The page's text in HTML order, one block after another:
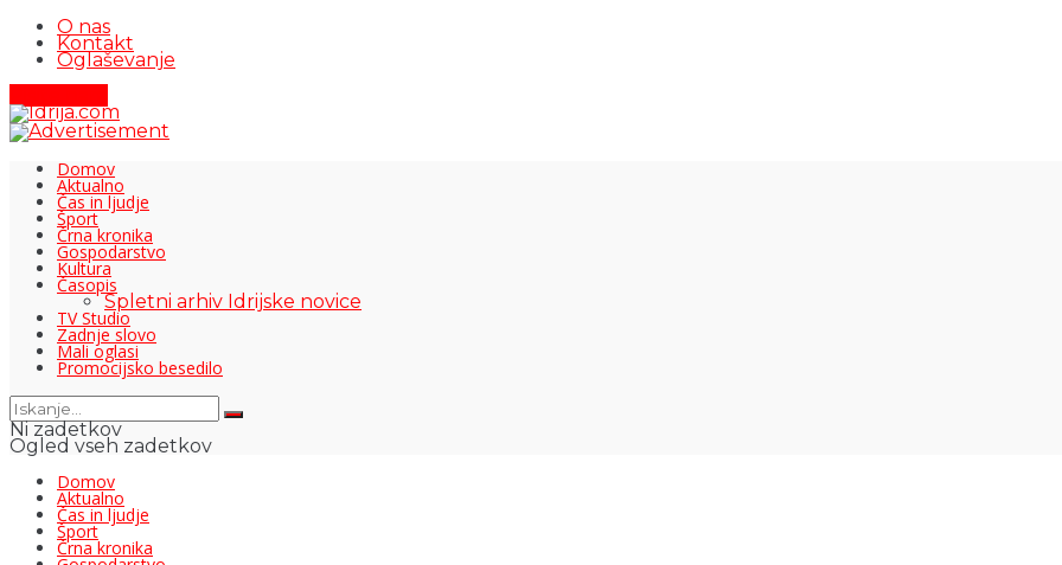
O nas
Kontakt
Oglaševanje
Domov
Aktualno
Čas in ljudje
Šport
Črna kronika
Gospodarstvo
Kultura
Časopis
Spletni arhiv Idrijske novice
TV Studio
Zadnje slovo
Mali oglasi
Promocijsko besedilo
Ni zadetkov
Ogled vseh zadetkov
Domov
Aktualno
Čas in ljudje
Šport
Črna kronika